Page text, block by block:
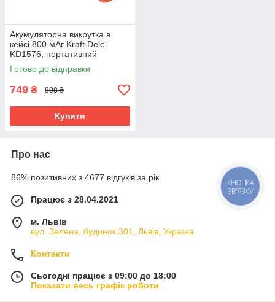
Акумуляторна викрутка в
кейсі 800 мАг Kraft Dele
KD1576, портативний
інструмент
Готово до відправки
749 ₴ 808 ₴
Купити
Про нас
86% позитивних з 4677 відгуків за рік
Працює з 28.04.2021
м. Львів
вул. Зелена, будинок 301, Львів, Україна
Контакти
Сьогодні працює з 09:00 до 18:00
Показати весь графік роботи
КНОПКА
ЗВ'ЯЗКУ